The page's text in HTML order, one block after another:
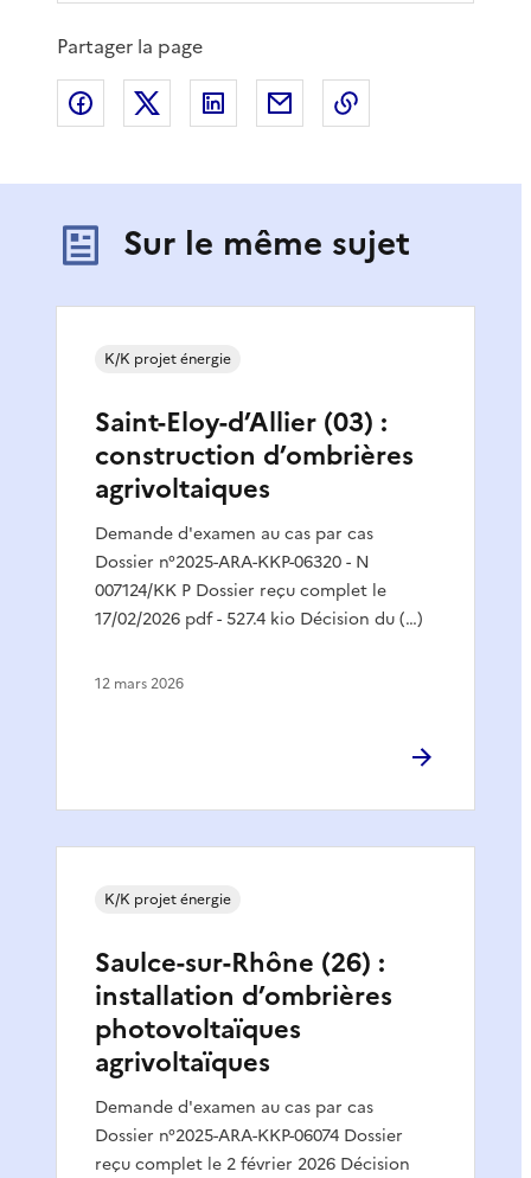
Partager la page
Partager sur Facebook
Partager sur XPartager sur LinkedIn
Partager par email
Sur le même sujet
Saint-Eloy-d’Allier (03) :
construction d’ombrières
agrivoltaiques
Demande d'examen au cas par cas
Dossier n°2025-ARA-KKP-06320 - N
007124/KK P Dossier reçu complet le
17/02/2026 pdf - 527.4 kio Décision du (…)
K/K projet énergie
12 mars 2026
Saulce-sur-Rhône (26) :
installation d’ombrières
photovoltaïques
agrivoltaïques
Demande d'examen au cas par cas
Dossier n°2025-ARA-KKP-06074 Dossier
reçu complet le 2 février 2026 Décision
K/K projet énergie